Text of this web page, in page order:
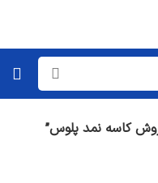
کاسه نمد پلوس”